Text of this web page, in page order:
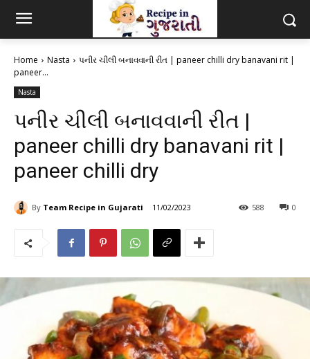
Home Nasta
પનીર ચીલી બનાવવાની રીત | paneer chilli dry banavani rit |
paneer...
Nasta
પનીર ચીલી બનાવવાની રીત |
paneer chilli dry banavani rit |
paneer chilli dry
By Team Recipe in Gujarati 11/02/2023 0
588